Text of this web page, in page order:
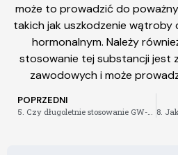
może to prowadzić do
takich jak uszkodzenie wątroby
hormonalnym. Należy
stosowanie tej substancji jest
zawodowych i może
POPRZEDNI
5. Czy długoletnie stosowanie GW-501516 może mieć negatywny wpływ na zdrowie